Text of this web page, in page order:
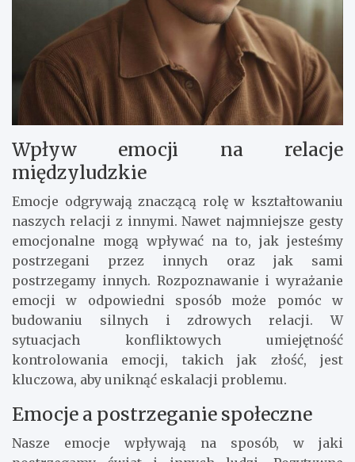
Wpływ emocji na relacje
międzyludzkie
Emocje odgrywają znaczącą rolę w kształtowaniu
naszych relacji z innymi. Nawet najmniejsze gesty
emocjonalne mogą wpływać na to, jak jesteśmy
postrzegani przez innych oraz jak sami
postrzegamy innych. Rozpoznawanie i wyrażanie
emocji w odpowiedni sposób może pomóc w
budowaniu silnych i zdrowych relacji. W
sytuacjach konfliktowych umiejętność
kontrolowania emocji, takich jak złość, jest
kluczowa, aby uniknąć eskalacji problemu.
Emocje a postrzeganie społeczne
Nasze emocje wpływają na sposób, w jaki